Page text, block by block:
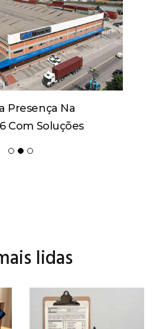
Na
Soluções
Em Painel
lidas